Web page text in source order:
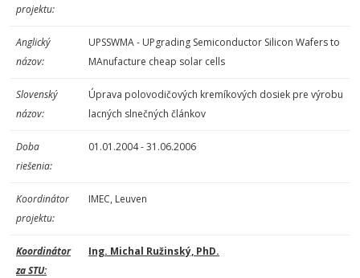
projektu:
Anglický
názov:
UPSSWMA - UPgrading Semiconductor Silicon Wafers to
MAnufacture cheap solar cells
Slovenský
názov:
Úprava polovodičových kremíkových dosiek pre výrobu
lacných slnečných článkov
Doba
riešenia:
01.01.2004 - 31.06.2006
Koordinátor
projektu:
IMEC, Leuven
Koordinátor
za STU:
Ing. Michal Ružinský, PhD.